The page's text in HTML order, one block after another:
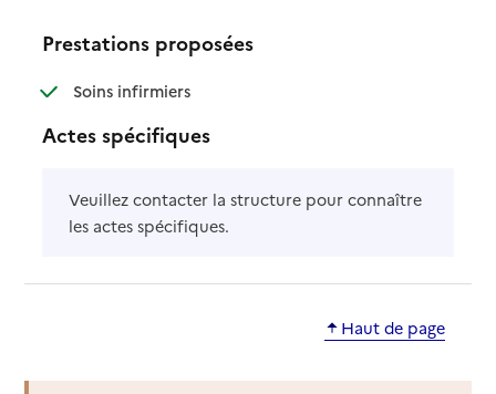
Prestations proposées
Soins infirmiers: disponible
: non disponible
Actes spécifiques
Veuillez contacter la structure pour connaître
les actes spécifiques.
Haut de page